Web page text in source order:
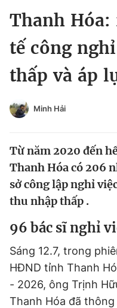
Chuyên mục khác
Chào ngày mới
Video
Sản phẩm khác
Tiện ích
Thông tin tòa soạn
Đổi mật khẩu
Tin đã lưu
Tin đã xem
Đăng xuất
Thanh
tế công
thấp và áp
Minh Hải
Từ năm 2020 đến
Thanh Hóa có 206
sở công lập nghỉ
thu nhập thấp .
96 bác sĩ nghỉ
Sáng 12.7, trong
HĐND tỉnh Thanh
- 2026, ông Trịnh
Thanh Hóa đã